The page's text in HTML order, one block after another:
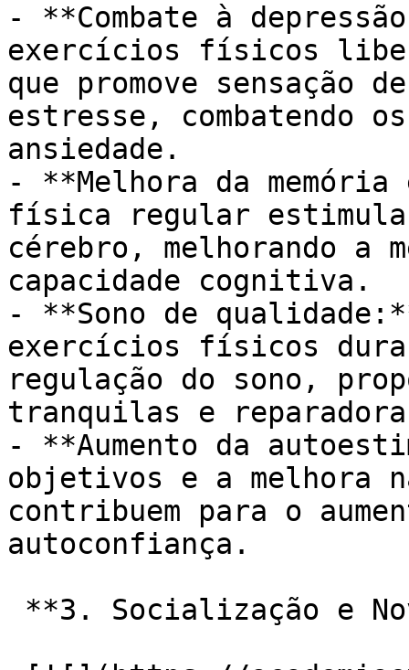
- **Combate à
exercícios físicos
que promove sensação
estresse, combatendo
ansiedade.
- **Melhora da
física regular estimula
cérebro, melhorando a
capacidade cognitiva.
- **Sono de
exercícios físicos
regulação do sono,
tranquilas e
- **Aumento da
objetivos e a melhora
contribuem para o
autoconfiança.